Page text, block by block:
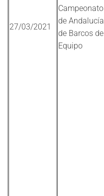
27/03/2021
Campeonato
de Andalucía
de Barcos de
Equipo